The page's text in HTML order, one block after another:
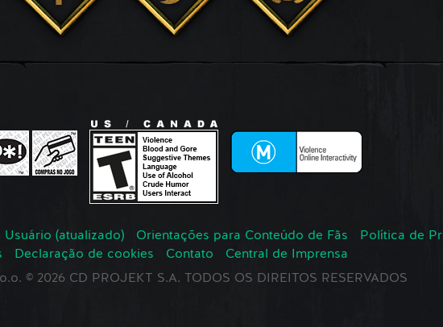
(atualizado) Orientações para Conteúdo de Fãs
Política de
Declaração de cookies Contato
Central de Imprensa
© 2026 CD PROJEKT S.A. TODOS OS DIREITOS RESERVADOS